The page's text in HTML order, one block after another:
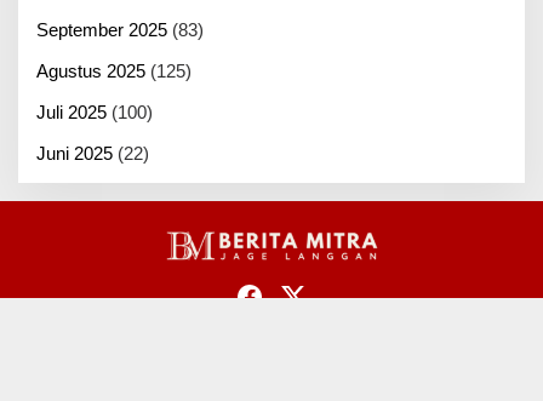
September 2025 (83)
Agustus 2025 (125)
Juli 2025 (100)
Juni 2025 (22)